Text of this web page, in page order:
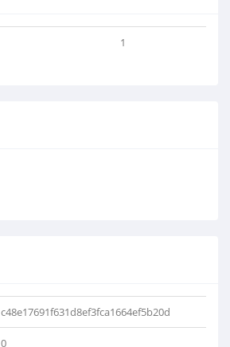
1
c48e17691f631d8ef3fca1664ef5b20d
0